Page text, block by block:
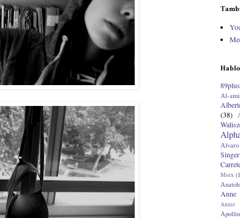
Hablo
89plus
Al-
(38)
Singer
Moix
Anne
Annie